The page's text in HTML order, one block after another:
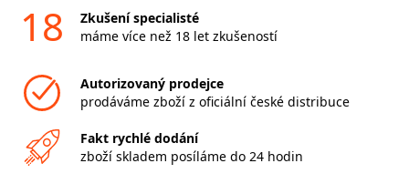
18
Zkušení specialisté
máme více než 18 let zkušeností
Autorizovaný prodejce
prodáváme zboží z oficiální české distribuce
Fakt rychlé dodání
zboží skladem posíláme do 24 hodin